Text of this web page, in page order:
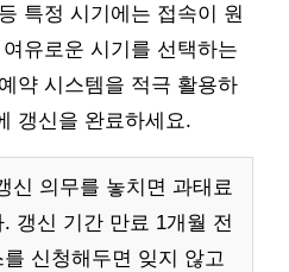
특정 시기에는 접속이 원
유로운 시기를 선택하는
약 시스템을 적극 활용하
갱신을 완료하세요.
신 의무를 놓치면 과태료
갱신 기간 만료 1개월 전
신청해두면 잊지 않고